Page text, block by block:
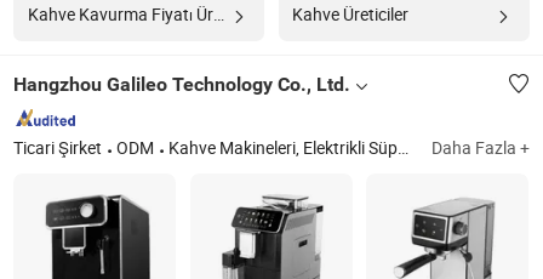
Kahve Kavurma Fiyatı Üreticiler Kahve Üreticiler
Hangzhou Galileo Technology Co., Ltd.
Ticari Şirket ODM Kahve Makineleri, Elektrikli Süpürgeler, Hava Temizleyicileri, Ütüler, Giysi Buharlaştırıcıları, Zemin Yıkayıcılar, Nemlendiriciler, Hava Fritözleri Daha Fazla +